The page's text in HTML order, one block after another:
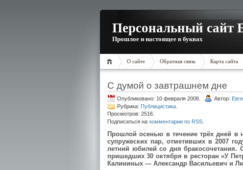
Персональный сайт
Прошлое и настоящее в буквах
О сайте Обратная связь Карта сайта
С думой о завтрашнем дне
Опубликовано: 10 февраля 2008. Автор:
Рубрика: Публицистика
Просмотров: 2516.
Подписаться на комментарии по RSS.
Прошлой осенью в течение трёх дней в
супружеских пар, отметивших в 2007
летний юбилей со дня бракосочетания.
пришедших 30 октября в ресторан «У
Калининых — Александр Васильевич и